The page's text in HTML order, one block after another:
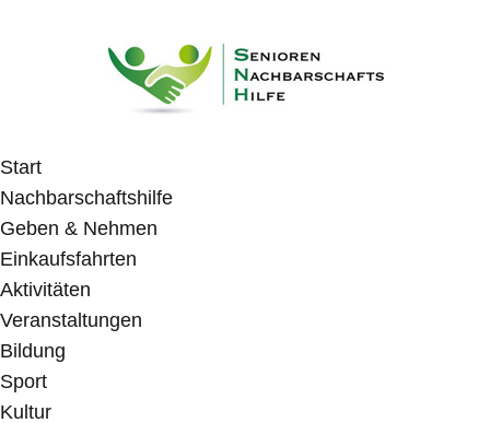
Start
Nachbarschaftshilfe
Geben & Nehmen
Einkaufsfahrten
Aktivitäten
Veranstaltungen
Bildung
Sport
Kultur